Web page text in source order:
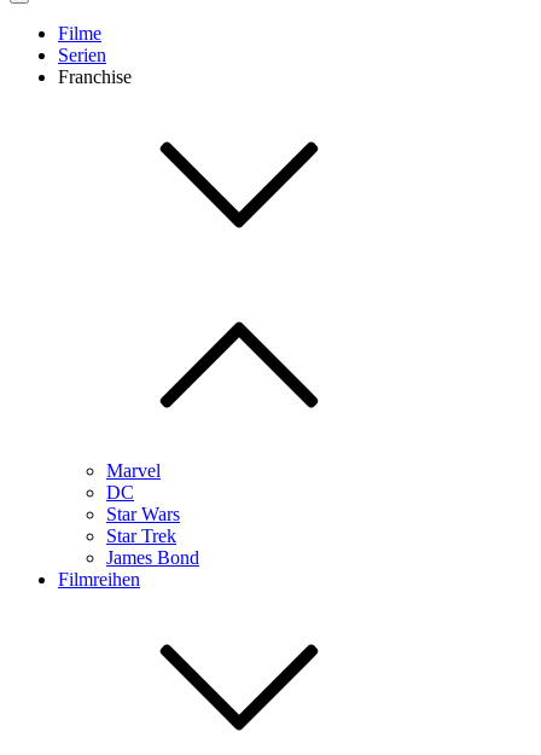
Filme
Serien
Franchise
Marvel
DC
Star Wars
Star Trek
James Bond
Filmreihen